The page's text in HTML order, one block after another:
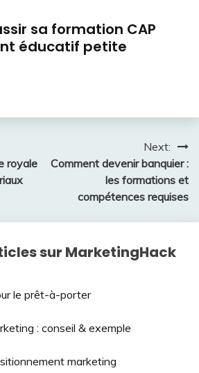
sa formation CAP
éducatif petite
royale
Next:
Comment devenir banquier :
les formations et
compétences requises
sur MarketingHack
le prêt-à-porter
: conseil & exemple
marketing